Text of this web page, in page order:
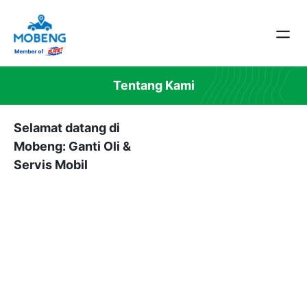
Tentang Kami
Selamat datang di
Mobeng: Ganti Oli &
Servis Mobil